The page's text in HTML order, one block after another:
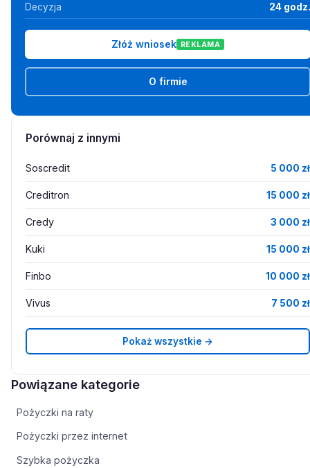
Decyzja 24 godz.
Złóż wniosek REKLAMA
O firmie
Porównaj z innymi
Soscredit 5 000 zł
Creditron 15 000 zł
Credy 3 000 zł
Kuki 15 000 zł
Finbo 10 000 zł
Vivus 7 500 zł
Pokaż wszystkie →
Powiązane kategorie
Pożyczki na raty
Pożyczki przez internet
Szybka pożyczka